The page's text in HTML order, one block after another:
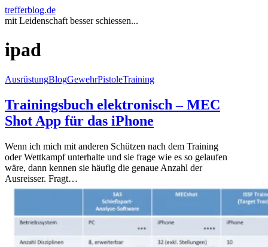
trefferblog.de
mit Leidenschaft besser schiessen...
ipad
AusrüstungBlogGewehrPistoleTraining
Trainingsbuch elektronisch – MEC
Shot App für das iPhone
Wenn ich mich mit anderen Schützen nach dem Training
oder Wettkampf unterhalte und sie frage wie es so gelaufen
wäre, dann kennen sie häufig die genaue Anzahl der
Ausreisser. Fragt…